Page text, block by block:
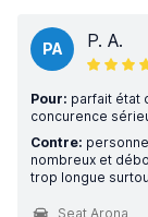
PA P. A.
Pour: parfait état
concurence
Contre:
nombreux et
trop longue
Seat Arona